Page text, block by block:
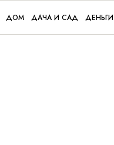
ДОМ ДАЧА И САД ДЕНЬГИ